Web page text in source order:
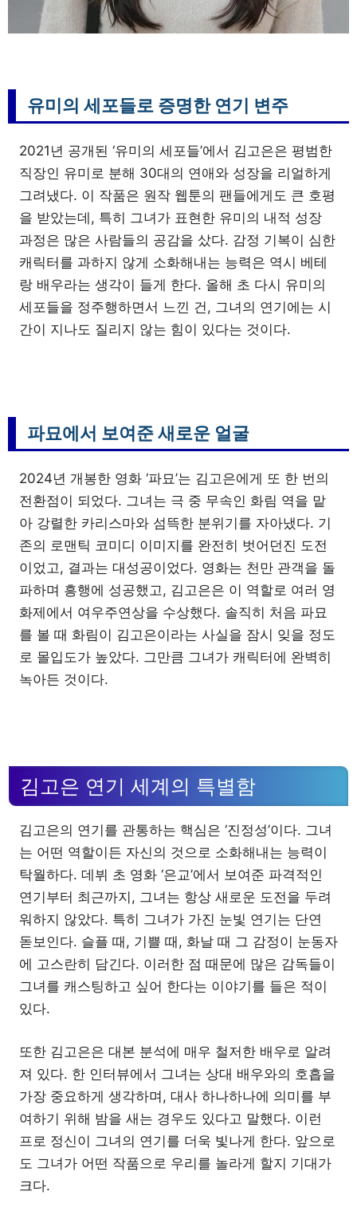
유미의 세포들로 증명한 연기 변주
2021년 공개된 ‘유미의 세포들’에서 김고은은 평범한
직장인 유미로 분해 30대의 연애와 성장을 리얼하게
그려냈다. 이 작품은 원작 웹툰의 팬들에게도 큰 호평
을 받았는데, 특히 그녀가 표현한 유미의 내적 성장
과정은 많은 사람들의 공감을 샀다. 감정 기복이 심한
캐릭터를 과하지 않게 소화해내는 능력은 역시 베테
랑 배우라는 생각이 들게 한다. 올해 초 다시 유미의
세포들을 정주행하면서 느낀 건, 그녀의 연기에는 시
간이 지나도 질리지 않는 힘이 있다는 것이다.
파묘에서 보여준 새로운 얼굴
2024년 개봉한 영화 ‘파묘’는 김고은에게 또 한 번의
전환점이 되었다. 그녀는 극 중 무속인 화림 역을 맡
아 강렬한 카리스마와 섬뜩한 분위기를 자아냈다. 기
존의 로맨틱 코미디 이미지를 완전히 벗어던진 도전
이었고, 결과는 대성공이었다. 영화는 천만 관객을 돌
파하며 흥행에 성공했고, 김고은은 이 역할로 여러 영
화제에서 여우주연상을 수상했다. 솔직히 처음 파묘
를 볼 때 화림이 김고은이라는 사실을 잠시 잊을 정도
로 몰입도가 높았다. 그만큼 그녀가 캐릭터에 완벽히
녹아든 것이다.
김고은 연기 세계의 특별함
김고은의 연기를 관통하는 핵심은 ‘진정성’이다. 그녀
는 어떤 역할이든 자신의 것으로 소화해내는 능력이
탁월하다. 데뷔 초 영화 ‘은교’에서 보여준 파격적인
연기부터 최근까지, 그녀는 항상 새로운 도전을 두려
워하지 않았다. 특히 그녀가 가진 눈빛 연기는 단연
돋보인다. 슬플 때, 기쁠 때, 화날 때 그 감정이 눈동자
에 고스란히 담긴다. 이러한 점 때문에 많은 감독들이
그녀를 캐스팅하고 싶어 한다는 이야기를 들은 적이
있다.
또한 김고은은 대본 분석에 매우 철저한 배우로 알려
져 있다. 한 인터뷰에서 그녀는 상대 배우와의 호흡을
가장 중요하게 생각하며, 대사 하나하나에 의미를 부
여하기 위해 밤을 새는 경우도 있다고 말했다. 이런
프로 정신이 그녀의 연기를 더욱 빛나게 한다. 앞으로
도 그녀가 어떤 작품으로 우리를 놀라게 할지 기대가
크다.